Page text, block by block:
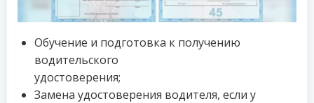
Обучение и подготовка к получению
водительского
удостоверения;
Замена удостоверения водителя, если у